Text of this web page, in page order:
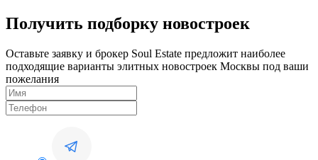
Получить подборку новостроек
Оставьте заявку и брокер Soul Estate предложит наиболее
подходящие варианты элитных новостроек Москвы под ваши
пожелания